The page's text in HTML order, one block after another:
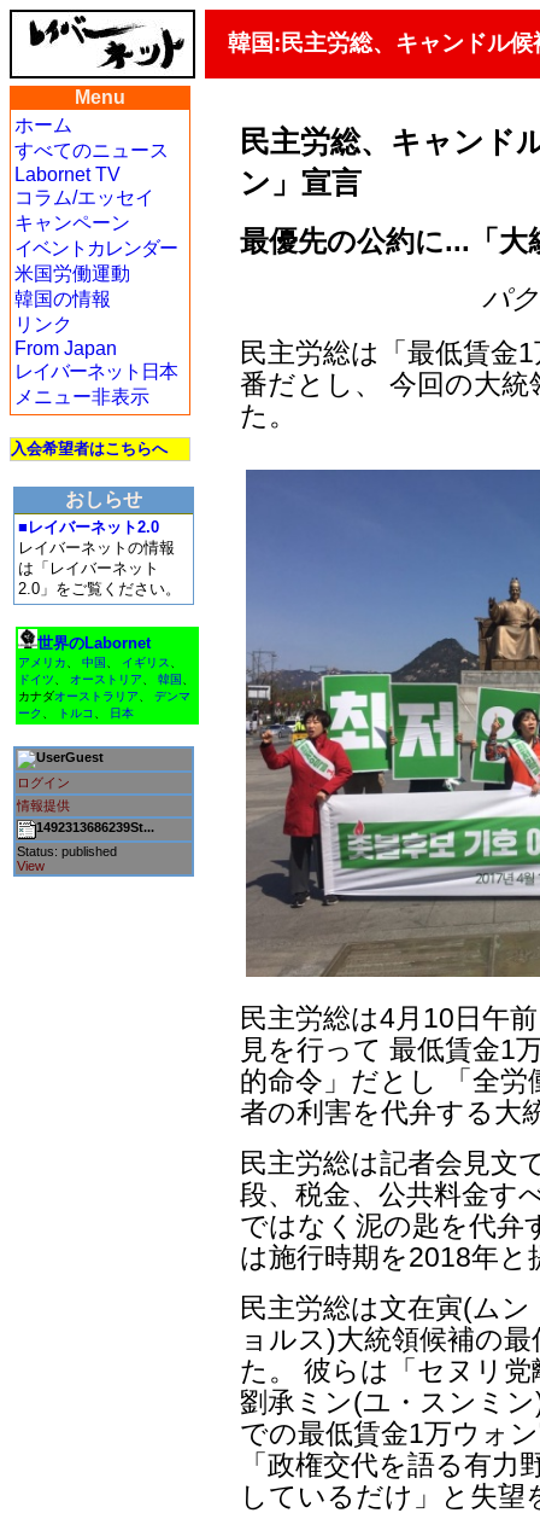
韓国:民主労総、キャンドル
Menu
ホーム
すべてのニュース
Labornet TV
コラム/エッセイ
キャンペーン
イベントカレンダー
米国労働運動
韓国の情報
リンク
From Japan
レイバーネット日本
メニュー非表示
入会希望者はこちらへ
おしらせ
■レイバーネット2.0
レイバーネットの情報
は「レイバーネット
2.0」をご覧ください。
世界のLabornet
アメリカ 中国 イギリス
ドイツ
オーストリア 韓国
カナダオーストラリア
デンマ
ーク
トルコ 日本
Guest
ログイン
情報提供
1492313686239St...
Status: published
View
民主労総、キャンド
ン」宣言
最優先の公約に...「
パ
民主労総は「最低賃金
番だとし、 今回の大
た。
民主労総は4月10日午
見を行って 最低賃金1
的命令」だとし 「全
者の利害を代弁する大
民主労総は記者会見文
段、税金、公共料金す
ではなく泥の匙を代弁
は施行時期を2018年
民主労総は文在寅(ム
ョルス)大統領候補の
た。 彼らは「セヌリ
劉承ミン(ユ・スンミ
での最低賃金1万ウォ
「政権交代を語る有
しているだけ」と失望